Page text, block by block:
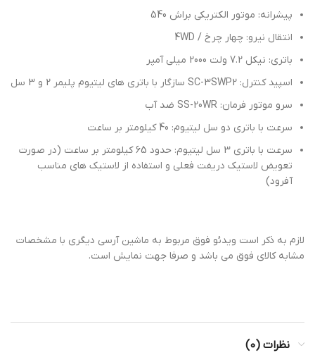
پیشرانه: موتور الکتریکی براش 540
انتقال نیرو: چهار چرخ / 4WD
باتری: نیکل 7.2 ولت 2000 میلی آمپر
اسپید کنترل: SC-3SWP2 سازگار با باتری های لیتیوم پلیمر 2 و 3 سل
سرو موتور فرمان: SS-20WR ضد آب
سرعت با باتری دو سل لیتیوم: 40 کیلومتر بر ساعت
سرعت با باتری 3 سل لیتیوم: حدود 65 کیلومتر بر ساعت (در صورت
تعویض لاستیک دریفت فعلی و استفاده از لاستیک های مناسب
آفرود)
لازم به ذکر است ویدئو فوق مربوط به ماشین آرسی دیگری با مشخصات
مشابه کالای فوق می باشد و صرفا جهت نمایش است.
نظرات (0)